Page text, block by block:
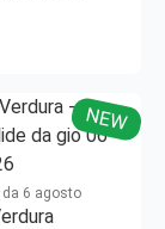
NEW
da 6 agosto